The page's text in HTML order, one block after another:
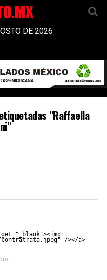
DE 2026
"Raffaella
contratrata.jpeg" /></a>